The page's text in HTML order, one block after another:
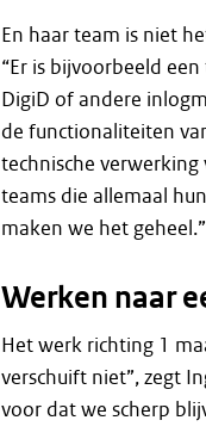
En haar team is niet
“Er is bijvoorbeeld
DigiD of andere
de functionaliteiten
technische verwerking
teams die allemaal
maken we het geheel.”
Werken naar
Het werk richting 1
verschuift niet”, zegt
voor dat we scherp